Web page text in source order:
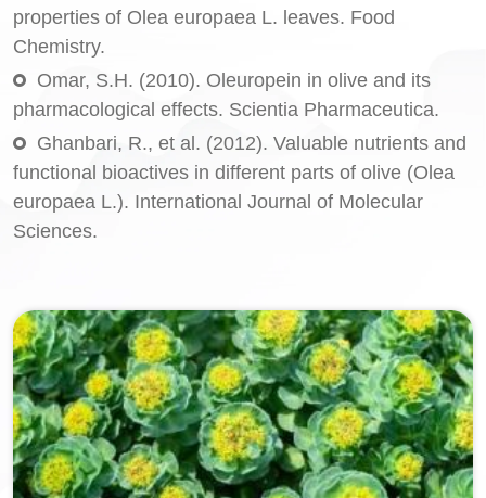
properties of Olea europaea L. leaves. Food
Chemistry.
Omar, S.H. (2010). Oleuropein in olive and its
pharmacological effects. Scientia Pharmaceutica.
Ghanbari, R., et al. (2012). Valuable nutrients and
functional bioactives in different parts of olive (Olea
europaea L.). International Journal of Molecular
Sciences.